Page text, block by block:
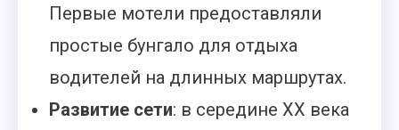
Первые мотели предоставляли
простые бунгало для отдыха
водителей на длинных маршрутах.
Развитие сети: в середине XX века